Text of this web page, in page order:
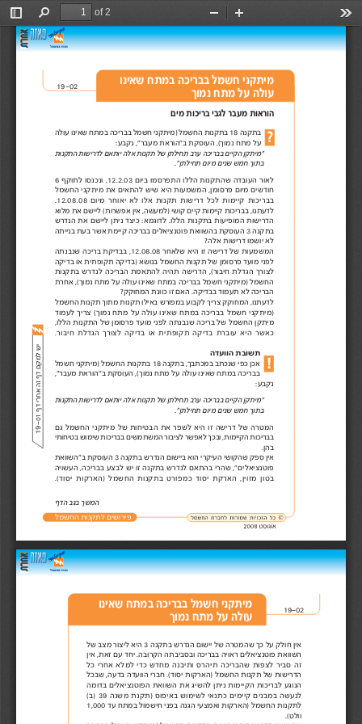
Toggle
Sidebar
Find
of 2
Zoom
Out
In
בתקנה18בתקנותהחשמל)מיתקניחשמלבבריכהבמתחשאינועולה
עלמתחנמוך(,העוסקתב"הוראתמעבר",נקבע:
"מיתקןהקייםבבריכהערבתחילתןשלתקנותאלהיותאםלדרישותהתקנות
בתוךחמששניםמיוםתחילתן".
לאורהעובדהשהתקנותהללוהתפרסמוביום12.2.03,ונכנסולתוקף6
חודשיםמיוםפרסומן,המשמעותהיאשישלהתאיםאתמיתקניהחשמל
בבריכותקיימותלכלדרישותתקנותאלולאיאוחרמיום12.08.08.
לדעתנו,בבריכותקיימותקייםקושי)למעשה,איןאפשרות(ליישםאתמלוא
הדרישותהמופיעותבתקנותהללו.לדוגמא:כיצדניתןליישםאתהנדרש
יאליםבבריכהקיימתאשרבעתבנייתה
בתקנה3העוסקתבהשוואתפוטנצ
לאיושמודרישותאלה?
המשמעותשלדרישהזוהיאשלאחר12.08.08,בבדיקתבריכהשנבנתה
לפנימועדפרסומןשלתקנותהחשמלבנושא)בדיקהתקופתיתאובדיקה
לצורךהגדלתחיבור(,הדרישהתהיהלהתאמתהבריכהלנדרשבתקנות
שאינועולהעלמתחנמוך(,אחרת החשמל)מיתקניחשמלבבריכהבמתח
הבריכהלאתעמודבבדיקה.האםזוכוונתהמחוקק?
במפורשבאילותקנותמתוךתקנותהחשמללדעתנו,המחוקקצריךלקבוע
)מיתקניחשמלבבריכהבמתחשאינועולהעלמתחנמוך(צריךלעמוד
מיתקןהחשמלשלבריכהשנבנתהלפנימועדפרסומןשלהתקנותהללו,
כאשרהיאעוברתבדיקהתקופתיתאובדיקהלצורךהגדלתחיבור.
תשובת הוועדה
אכןכפישנכתבבמכתבך,בתקנה18בתקנותהחשמל)מיתקניחשמל
בבריכהבמתחשאינועולהעלמתחנמוך(,העוסקתב"הוראתמעבר",
נקבע:
"מיתקןהקייםבבריכהערבתחילתןשלתקנותאלהיותאםלדרישותהתקנות
בתוךחמששניםמיוםתחילתן".
המטרהשלדרישהזוהיאלשפראתהבטיחותשלמיתקניהחשמלגם
בבריכותהקיימות,ובכךלאפשרלציבורהמשתמשיםבבריכותשימושבטיחותי
בהן.
ביישוםהנדרשבתקנה3העוסקתב"השוואתאיןספקשהקושיהעיקריהוא
פוטנציאלים",שהריבהתאםלנדרשבתקנהזוישלבצעבבריכה,העשויה
בטוןמזוין,הארקתיסודכמפורטבתקנותהחשמל)הארקותיסוד(.
הוראות מעבר לגבי בריכות מים
19-02
פירושיםלתקנותהחשמל
19-
יש

ל
מ
ק
ם

ד
ף

זה

א
ח
ר
י
ד
ף

0
1
מיתקני חשמל בבריכה במתח שאינו
עולה על מתח נמוך
המשךבגבהדף
מיתקני חשמל בבריכה במתח שאינו
עולה על מתח נמוך
19-02
איןחולקעלכךשהמטרהשליישוםהנדרשבתקנה3היאליצורמצבשל
השוואתפוטנציאליםראויהבבריכהובסביבתההקרובה.יחדעםזאת,אין
זהסבירלצפותשהבריכהתיהרסותיבנהמחדשכדילמלאאחריכל
הדרישותשלתקנותהחשמל)הארקותיסוד(.חבריהוועדהבדעה,שבכל
הנוגעלבריכותהקיימותניתןלהשיגאתהשוואתהפוטנציאליםבדומה
לנעשהבמבניםקיימיםכתנאילשימושבאיפוס)תקנתמשנה39)ב(
לתקנותהחשמל)הארקותואמצעיהגנהבפניחישמולבמתחעד1,000
וולט(.